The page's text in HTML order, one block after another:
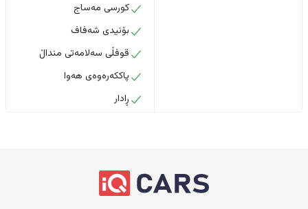
کورسی مەساج
بۆنیدی شەفاف
قوفڵی سەلامەتی منداڵ
پاککەرەوەی هەوا
ڕادار